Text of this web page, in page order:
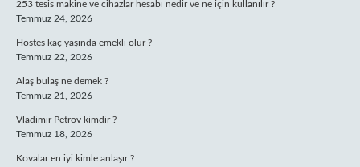
253 tesis makine ve cihazlar hesabı nedir ve ne için kullanılır ?
Temmuz 24, 2026
Hostes kaç yaşında emekli olur ?
Temmuz 22, 2026
Alaş bulaş ne demek ?
Temmuz 21, 2026
Vladimir Petrov kimdir ?
Temmuz 18, 2026
Kovalar en iyi kimle anlaşır ?